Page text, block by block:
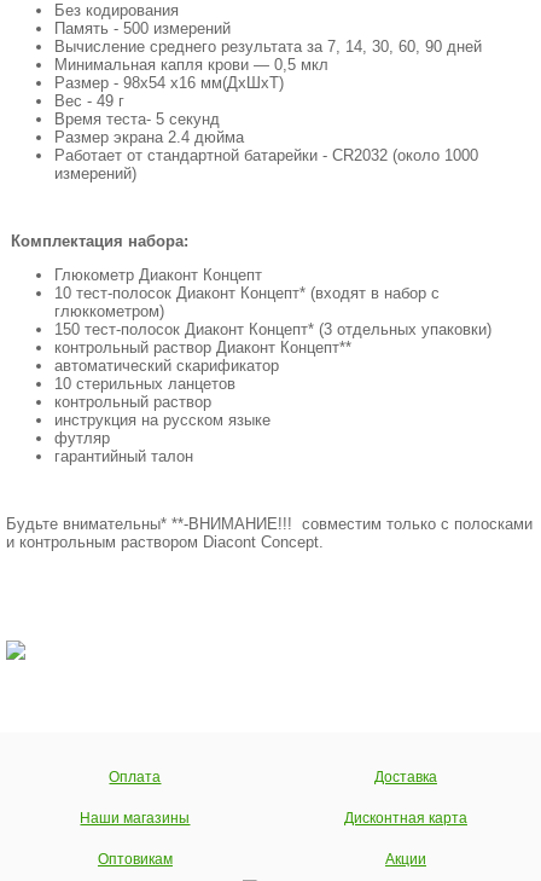
Без кодирования
Память - 500 измерений
Вычисление среднего результата за 7, 14, 30, 60, 90 дней
Минимальная капля крови — 0,5 мкл
Размер - 98х54 х16 мм(ДхШхТ)
Вес - 49 г
Время теста- 5 секунд
Размер экрана 2.4 дюйма
Работает от стандартной батарейки - CR2032 (около 1000
измерений)
Комплектация набора:
Глюкометр Диаконт Концепт
10 тест-полосок Диаконт Концепт* (входят в набор с
глюккометром)
150 тест-полосок Диаконт Концепт* (3 отдельных упаковки)
контрольный раствор Диаконт Концепт**
автоматический скарификатор
10 стерильных ланцетов
контрольный раствор
инструкция на русском языке
футляр
гарантийный талон
Будьте внимательны* **-ВНИМАНИЕ!!! совместим только с полосками
и контрольным раствором Diacont Concept.
Оплата Доставка
Наши магазины Дисконтная карта
Оптовикам Акции